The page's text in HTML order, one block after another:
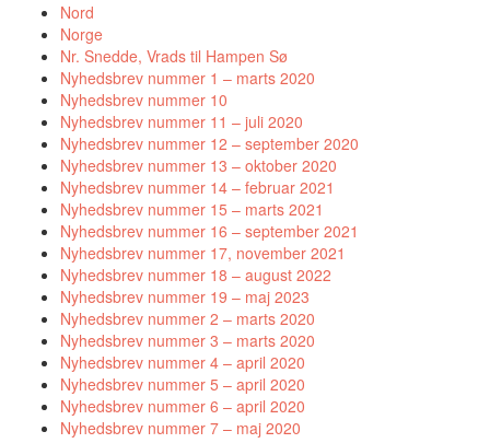
Nord
Norge
Nr. Snedde, Vrads til Hampen Sø
Nyhedsbrev nummer 1 – marts 2020
Nyhedsbrev nummer 10
Nyhedsbrev nummer 11 – juli 2020
Nyhedsbrev nummer 12 – september 2020
Nyhedsbrev nummer 13 – oktober 2020
Nyhedsbrev nummer 14 – februar 2021
Nyhedsbrev nummer 15 – marts 2021
Nyhedsbrev nummer 16 – september 2021
Nyhedsbrev nummer 17, november 2021
Nyhedsbrev nummer 18 – august 2022
Nyhedsbrev nummer 19 – maj 2023
Nyhedsbrev nummer 2 – marts 2020
Nyhedsbrev nummer 3 – marts 2020
Nyhedsbrev nummer 4 – april 2020
Nyhedsbrev nummer 5 – april 2020
Nyhedsbrev nummer 6 – april 2020
Nyhedsbrev nummer 7 – maj 2020